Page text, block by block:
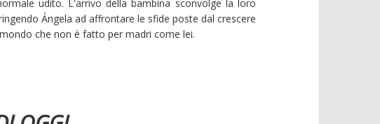
udito. L'arrivo della bambina sconvolge la loro
Ángela ad affrontare le sfide poste dal crescere
che non è fatto per madri come lei.